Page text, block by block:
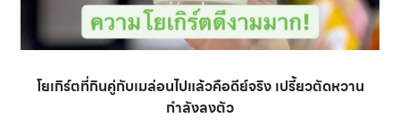
โยเกิร์ตที่กินคู่กับเมล่อนไปแล้วคือดีย์จริง เปรี้ยวตัดหวาน
กำลังลงตัว